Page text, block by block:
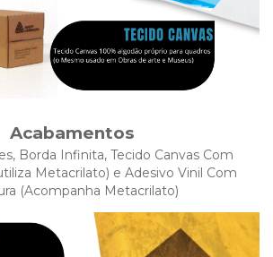
Acabamentos
Borda Infinita, Tecido Canvas Com
Metacrilato) e Adesivo Vinil Com
(Acompanha Metacrilato)